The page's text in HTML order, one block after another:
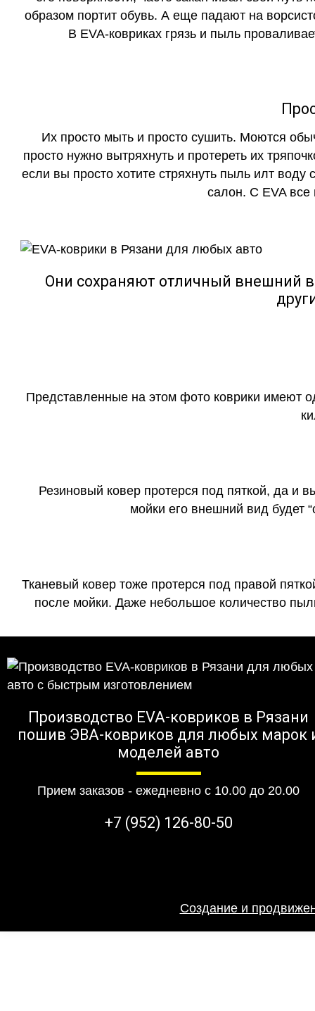
образом портит обувь. А еще падают на
В EVA-ковриках грязь и пыль
Их просто мыть и просто сушить. Моются
просто нужно вытряхнуть и протереть их
если вы просто хотите стряхнуть пыль илт воду
салон. С EVA все
Они сохраняют отличный внешний
Представленные на этом фото коврики имеют
Резиновый ковер протерся под пяткой, да и
мойки его внешний вид будет
Тканевый ковер тоже протерся под правой
после мойки. Даже небольшое количество
Производство EVA-ковриков в Рязани
пошив ЭВА-ковриков для любых марок
моделей авто
Прием заказов - ежедневно с 10.00 до 20.00
+7 (952) 126-80-50
Создание и